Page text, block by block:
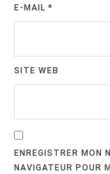
E-MAIL*
SITE WEB
ENREGISTRER MON
NAVIGATEUR POUR